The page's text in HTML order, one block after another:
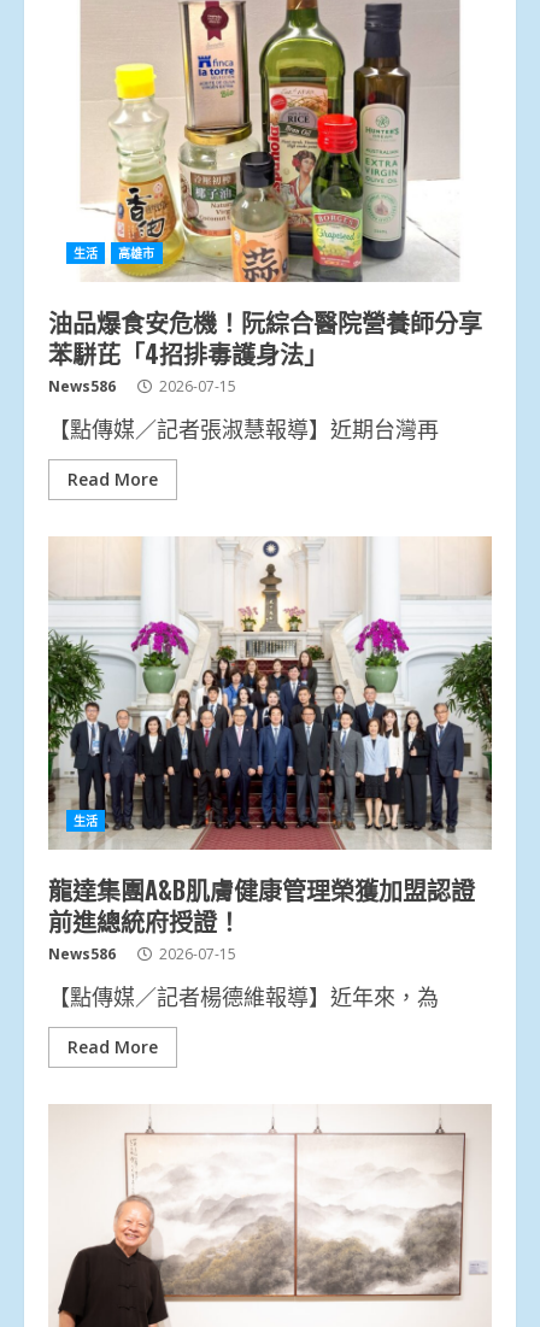
生活 高雄市
油品爆食安危機！阮綜合醫院營養師分享
苯駢芘「4招排毒護身法」
News586 2026-07-15
【點傳媒／記者張淑慧報導】近期台灣再
Read More
生活
龍達集團A&B肌膚健康管理榮獲加盟認證
前進總統府授證！
News586 2026-07-15
【點傳媒／記者楊德維報導】近年來，為
Read More